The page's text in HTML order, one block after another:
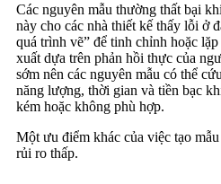
Các nguyên mẫu thường thất bại
này cho các nhà thiết kế thấy lỗi ở
quá trình vẽ” để tinh chỉnh hoặc
xuất dựa trên phản hồi thực của
sớm nên các nguyên mẫu có thể
năng lượng, thời gian và tiền bạc
kém hoặc không phù hợp.
Một ưu điểm khác của việc tạo
rủi ro thấp.